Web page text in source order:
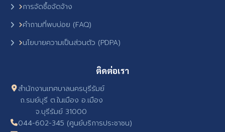
การจัดซื้อจัดจ้าง
คำถามที่พบบ่อย (FAQ)
นโยบายความเป็นส่วนตัว (PDPA)
ติดต่อเรา
สำนักงานเทศบาลนครบุรีรัมย์
ถ.รมย์บุรี ต.ในเมือง อ.เมือง
จ.บุรีรัมย์ 31000
044-602-345 (ศูนย์บริการประชาชน)